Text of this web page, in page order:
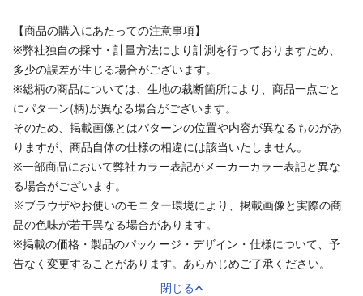
【商品の購入にあたっての注意事項】
※弊社独自の採寸・計量方法により計測を行っておりますため、
多少の誤差が生じる場合がございます。
※総柄の商品については、生地の裁断箇所により、商品一点ごと
にパターン(柄)が異なる場合がございます。
そのため、掲載画像とはパターンの位置や内容が異なるものがあ
りますが、商品自体の仕様の相違には該当いたしません。
※一部商品において弊社カラー表記がメーカーカラー表記と異な
る場合がございます。
※ブラウザやお使いのモニター環境により、掲載画像と実際の商
品の色味が若干異なる場合があります。
※掲載の価格・製品のパッケージ・デザイン・仕様について、予
告なく変更することがあります。あらかじめご了承ください。
閉じる